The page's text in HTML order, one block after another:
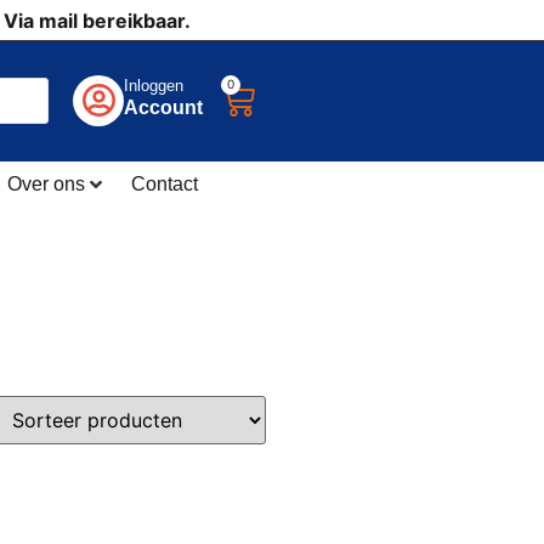
mail bereikbaar.
Inloggen
Account
0
Over ons Contact